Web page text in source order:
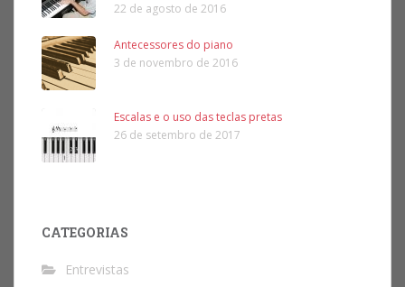
22 de agosto de 2016
Antecessores do piano
3 de novembro de 2016
Escalas e o uso das teclas pretas
26 de setembro de 2017
CATEGORIAS
Entrevistas